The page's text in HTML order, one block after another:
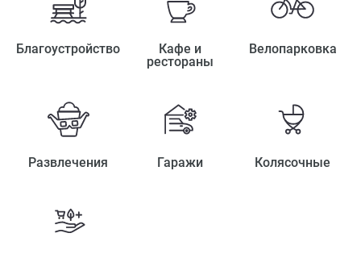
Благоустройство
Кафе и
рестораны
Велопарковка
Развлечения Гаражи Колясочные